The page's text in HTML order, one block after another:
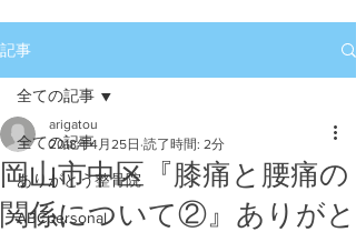
記事
全ての記事
ありがとう整骨院
ABCpersonal
全ての記事
岡山市中区『膝痛と腰痛の
関係について②』ありがと
arigatou
2018年4月25日 読了時間: 2分